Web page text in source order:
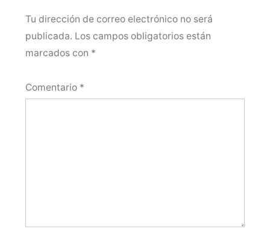
Tu dirección de correo electrónico no será
publicada. Los campos obligatorios están
marcados con *
Comentario *